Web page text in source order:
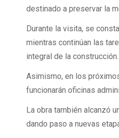
destinado a preservar la
Durante la visita, se
mientras continúan las
integral de la construcción.
Asimismo, en los
funcionarán oficinas
La obra también alcanzó
dando paso a nuevas